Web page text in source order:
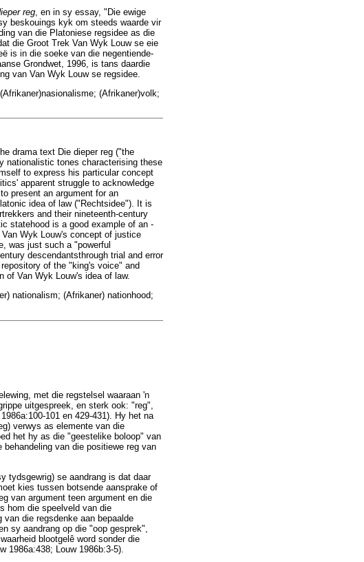
reg , en in sy essay, "Die ewige
beskouings kyk om steeds waarde vir
van die Platoniese regsidee as die
die Groot Trek Van Wyk Louw se eie
is in die soeke van die negentiende-
Grondwet, 1996, is tans daardie
van Van Wyk Louw se regsidee.
(Afrikaner)volk;
drama text Die dieper reg ("the
nationalistic tones characterising these
to express his particular concept
apparent struggle to acknowledge
present an argument for an
idea of law ("Rechtsidee"). It is
and their nineteenth-century
statehood is a good example of an -
Wyk Louw's concept of justice
was just such a "powerful
descendantsthrough trial and error
of the "king's voice" and
of Van Wyk Louw's idea of law.
nationalism; (Afrikaner) nationhood;
met die regstelsel waaraan 'n
uitgespreek, en sterk ook: "reg",
101 en 429-431). Hy het na
verwys as elemente van die
het hy as die "geestelike boloop" van
van die positiewe reg van
tydsgewrig) se aandrang is dat daar
kies tussen botsende aansprake of
van argument teen argument en die
hom die speelveld van die
die regsdenke aan bepaalde
sy aandrang op die "oop gesprek",
blootgelê word sonder die
1986a:438; Louw 1986b:3-5).